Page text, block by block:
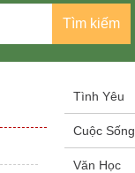
Tài Liệu Lớp 7
Tài Liệu Lớp 6
Tìm kiếm
Tình Yêu
Cuộc Sống
Văn Học